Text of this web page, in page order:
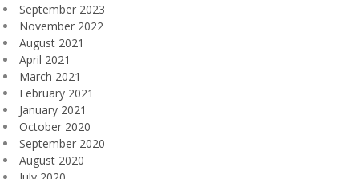
September 2023
November 2022
August 2021
April 2021
March 2021
February 2021
January 2021
October 2020
September 2020
August 2020